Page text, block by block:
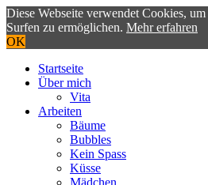
Diese Webseite verwendet Cookies,
Surfen zu ermöglichen. Mehr erfahren
OK
Startseite
Über mich
Vita
Arbeiten
Bäume
Bubbles
Kein Spass
Küsse
Mädchen